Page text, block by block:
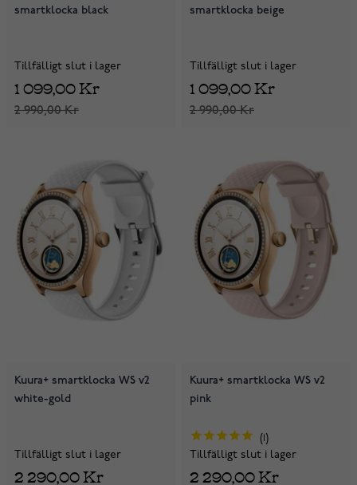
smartklocka black
Tillfälligt slut i lager
2 990,00 Kr
1 099,00 Kr
smartklocka beige
Tillfälligt slut i lager
2 990,00 Kr
1 099,00 Kr
Kuura+ smartklocka WS v2
white-gold
Tillfälligt slut i lager
2 290,00 Kr
Kuura+ smartklocka WS v2
pink
Tillfälligt slut i lager
2 290,00 Kr